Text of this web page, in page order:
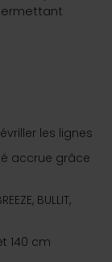
les lignes
accrue grâce
BULLIT,
140 cm